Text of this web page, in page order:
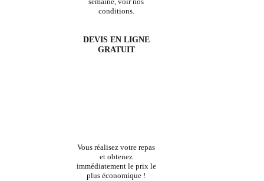
conditions.
DEVIS EN LIGNE
GRATUIT
Vous réalisez votre repas
et obtenez
immédiatement le prix le
plus économique !